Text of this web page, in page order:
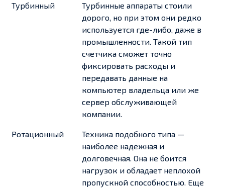
Турбинный
Турбинные аппараты стоили
дорого, но при этом они редко
используется где-либо, даже в
промышленности. Такой тип
счетчика сможет точно
фиксировать расходы и
передавать данные на
компьютер владельца или же
сервер обслуживающей
компании.
Ротационный
Техника подобного типа —
наиболее надежная и
долговечная. Она не боится
нагрузок и обладает неплохой
пропускной способностью. Еще